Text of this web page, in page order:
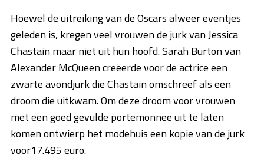
Hoewel de uitreiking van de Oscars alweer eventjes
geleden is, kregen veel vrouwen de jurk van Jessica
Chastain maar niet uit hun hoofd. Sarah Burton van
Alexander McQueen creëerde voor de actrice een
zwarte avondjurk die Chastain omschreef als een
droom die uitkwam. Om deze droom voor vrouwen
met een goed gevulde portemonnee uit te laten
komen ontwierp het modehuis een kopie van de jurk
voor17.495 euro.